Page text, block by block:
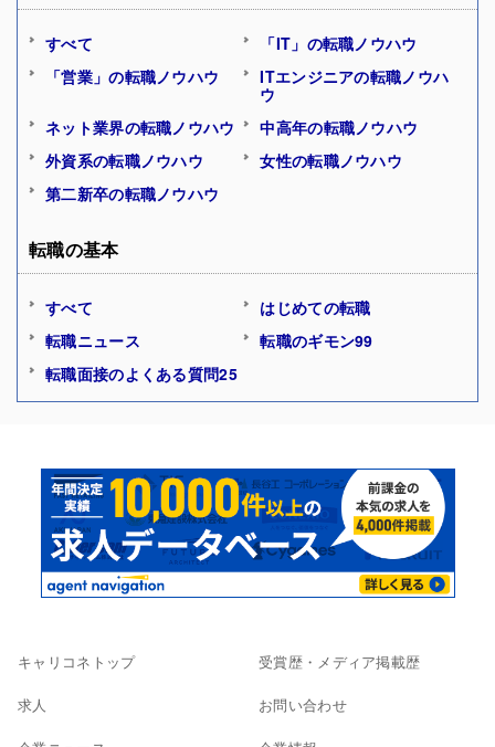
すべて
「IT」の転職ノウハウ
「営業」の転職ノウハウ
ITエンジニアの転職ノウハ
ウ
ネット業界の転職ノウハウ
中高年の転職ノウハウ
外資系の転職ノウハウ
女性の転職ノウハウ
第二新卒の転職ノウハウ
転職の基本
すべて
はじめての転職
転職ニュース
転職のギモン99
転職面接のよくある質問25
キャリコネトップ
求人
受賞歴・メディア掲載歴
お問い合わせ